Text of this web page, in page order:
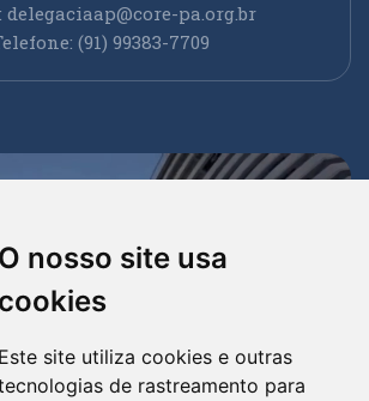
O nosso site usa
cookies
Este site utiliza cookies e outras
de rastreamento para
delegaciaap@core-pa.org.br
(91) 99383-7709